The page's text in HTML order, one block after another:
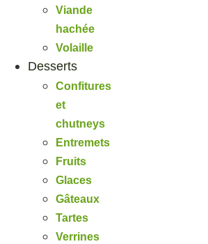
Viande
hachée
Volaille
Desserts
Confitures
et
chutneys
Entremets
Fruits
Glaces
Gâteaux
Tartes
Verrines